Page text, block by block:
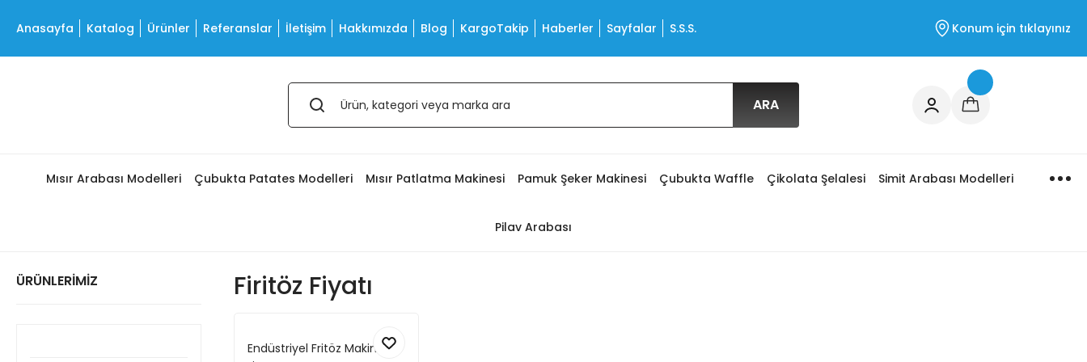
Anasayfa Katalog Ürünler Referanslar İletişim Hakkımızda Blog KargoTakip Haberler Sayfalar S.S.S. Konum için tıklayınız
ARA
Mısır Arabası Modelleri Çubukta Patates Modelleri Mısır Patlatma Makinesi Pamuk Şeker Makinesi Çubukta Waffle Çikolata Şelalesi Simit Arabası Modelleri
Pilav Arabası
ÜRÜNLERİMİZ Firitöz Fiyatı
Endüstriyel Fritöz Makinası 5